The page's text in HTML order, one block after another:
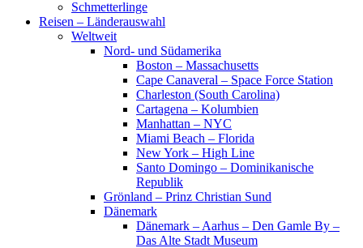
Schmetterlinge
Reisen – Länderauswahl
Weltweit
Nord- und Südamerika
Boston – Massachusetts
Cape Canaveral – Space Force Station
Charleston (South Carolina)
Cartagena – Kolumbien
Manhattan – NYC
Miami Beach – Florida
New York – High Line
Santo Domingo – Dominikanische
Republik
Grönland – Prinz Christian Sund
Dänemark
Dänemark – Aarhus – Den Gamle By –
Das Alte Stadt Museum